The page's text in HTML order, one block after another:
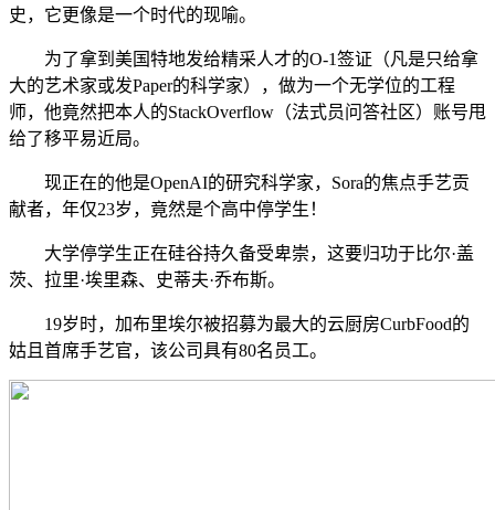
史，它更像是一个时代的现喻。
为了拿到美国特地发给精采人才的O-1签证（凡是只给拿
大的艺术家或发Paper的科学家），做为一个无学位的工程
师，他竟然把本人的StackOverflow（法式员问答社区）账号甩
给了移平易近局。
现正在的他是OpenAI的研究科学家，Sora的焦点手艺贡
献者，年仅23岁，竟然是个高中停学生！
大学停学生正在硅谷持久备受卑崇，这要归功于比尔·盖
茨、拉里·埃里森、史蒂夫·乔布斯。
19岁时，加布里埃尔被招募为最大的云厨房CurbFood的
姑且首席手艺官，该公司具有80名员工。